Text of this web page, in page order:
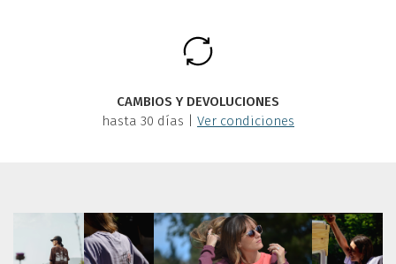
CAMBIOS Y DEVOLUCIONES
hasta 30 días | Ver condiciones